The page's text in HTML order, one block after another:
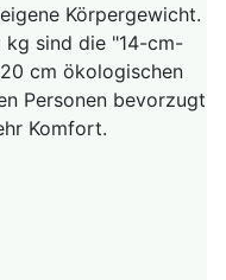
Körpergewicht.
kg sind die "14-cm-
cm ökologischen
Personen bevorzugt
Komfort.